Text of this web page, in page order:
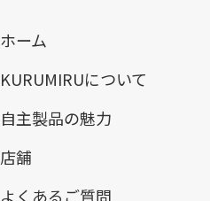
ホーム
KURUMIRUについて
自主製品の魅力
店舗
よくあるご質問